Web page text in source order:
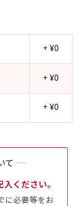
+ ¥0
+ ¥0
+ ¥0
て
ください。
に必要等をお